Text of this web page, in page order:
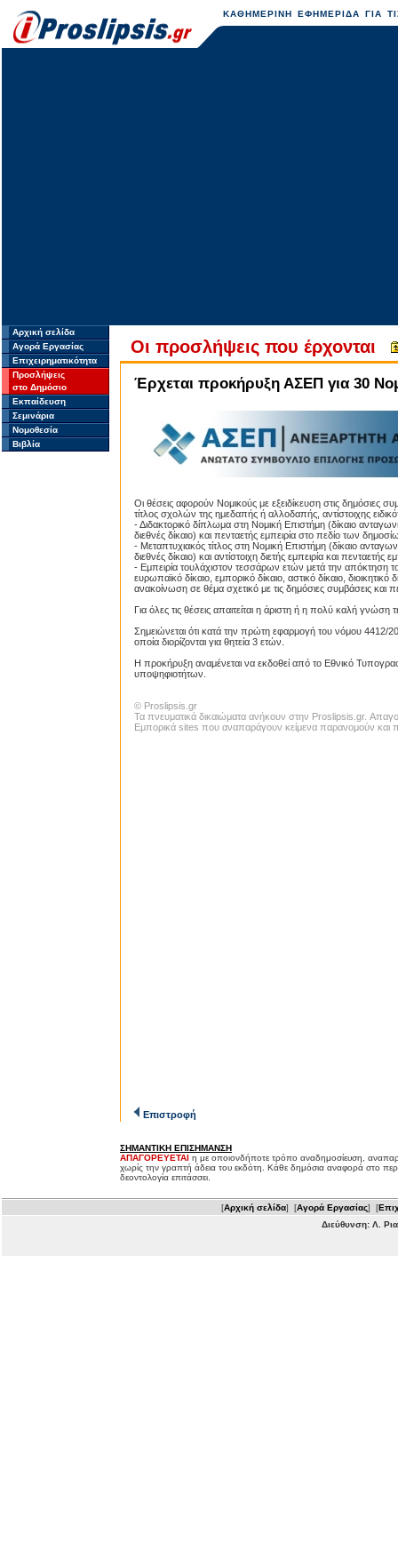
ΚΑΘΗΜΕΡΙΝΗ ΕΦΗΜΕΡΙΔΑ ΓΙΑ
Αρχική σελίδα
Αγορά Εργασίας
Επιχειρηματικότητα
Προσλήψεις
στο Δημόσιο
Εκπαίδευση
Σεμινάρια
Νομοθεσία
Βιβλία
Οι προσλήψεις που έρχονται
Έρχεται προκήρυξη ΑΣΕΠ για 30
Οι θέσεις αφορούν Νομικούς με εξειδίκευση στις δημόσιες
τίτλος σχολών της ημεδαπής ή αλλοδαπής, αντίστοιχης
- Διδακτορικό δίπλωμα στη Νομική Επιστήμη (δίκαιο
διεθνές δίκαιο) και πενταετής εμπειρία στο πεδίο των
- Μεταπτυχιακός τίτλος στη Νομική Επιστήμη (δίκαιο
διεθνές δίκαιο) και αντίστοιχη διετής εμπειρία και
- Εμπειρία τουλάχιστον τεσσάρων ετών μετά την απόκτηση
ευρωπαϊκό δίκαιο, εμπορικό δίκαιο, αστικό δίκαιο,
ανακοίνωση σε θέμα σχετικό με τις δημόσιες συμβάσεις
Για όλες τις θέσεις απαιτείται η άριστη ή η πολύ καλή γνώση
Σημειώνεται ότι κατά την πρώτη εφαρμογή του νόμου
οποία διορίζονται για θητεία 3 ετών.
Η προκήρυξη αναμένεται να εκδοθεί από το Εθνικό
υποψηφιοτήτων.
© Proslipsis.gr
Τα πνευματικά δικαιώματα ανήκουν στην Proslipsis.gr.
Εμπορικά sites που αναπαράγουν κείμενα παρανομούν και
Επιστροφή
ΣΗΜΑΝΤΙΚΗ ΕΠΙΣΗΜΑΝΣΗ
ΑΠΑΓΟΡΕΥΕΤΑΙ η με οποιονδήποτε τρόπο αναδημοσίευση,
χωρίς την γραπτή άδεια του εκδότη. Κάθε δημόσια αναφορά στο
δεοντολογία επιτάσσει.
[Αρχική σελίδα] [Αγορά Εργασίας] [
Διεύθυνση: Λ.